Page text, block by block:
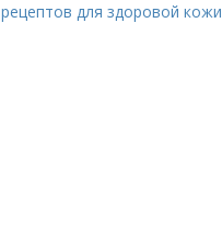
рецептов для здоровой кожи